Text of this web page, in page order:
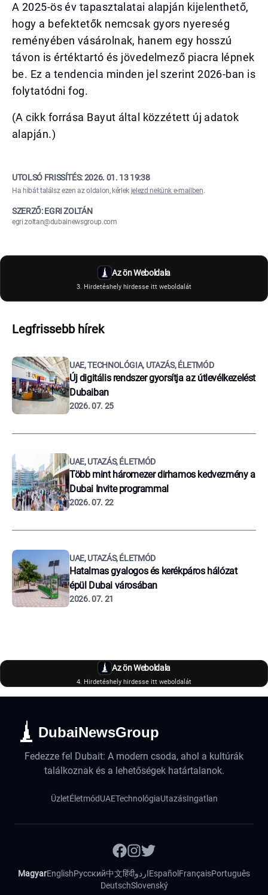
A 2025-ös év tapasztalatai alapján kijelenthető,
hogy a befektetők nemcsak gyors nyereség
reményében vásárolnak, hanem egy hosszú
távon is értéktartó és jövedelmező piacra lépnek
be. Ez a tendencia minden jel szerint 2026-ban is
folytatódni fog.
(A cikk forrása Bayut által közzétett új adatok
alapján.)
UTOLSÓ FRISSÍTÉS:2026. 01. 13 19:38
Ha hibát találsz ezen az oldalon, kérlek jelezd nekünk e-mailben.
SZERZŐ: EGRI ZOLTÁN
egri.zoltan@dubainewsgroup.com
Az ön Weboldala
3. Hirdetéshely hirdesse itt weboldalát
Legfrissebb hírek
UAE, TECHNOLÓGIA, UTAZÁS, ÉLETMÓD
Új digitális rendszer gyorsítja az útlevélkezelést
Dubaiban
2026. 07. 25
UAE, UTAZÁS, ÉLETMÓD
Több mint háromezer dirhamos kedvezmény a
Dubai Invite programmal
2026. 07. 22
UAE, UTAZÁS, ÉLETMÓD
Hatalmas gyalogos és kerékpáros hálózat
épül Dubai városában
2026. 07. 21
Az ön Weboldala
4. Hirdetéshely hirdesse itt weboldalát
DubaiNewsGroup
Fedezze fel Dubait: A modern csoda, ahol a kultúrák
találkoznak és a lehetőségek határtalanok.
ÜzletÉletmódUAETechnológiaUtazásIngatlan
MagyarEnglishРусский中文हिंदीاردوEspañol FrançaisPortuguês
DeutschSlovenský